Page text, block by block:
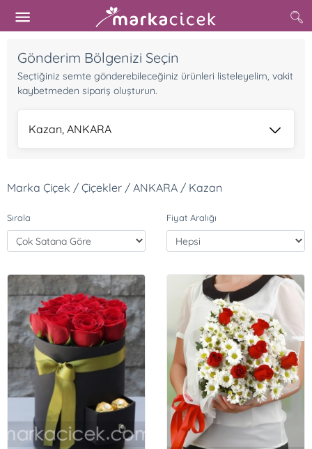
Gönderim Bölgenizi Seçin
Seçtiğiniz semte gönderebileceğiniz ürünleri listeleyelim, vakit
kaybetmeden sipariş oluşturun.
Kazan, ANKARA
Marka Çiçek / Çiçekler / ANKARA / Kazan
Sırala Fiyat Aralığı